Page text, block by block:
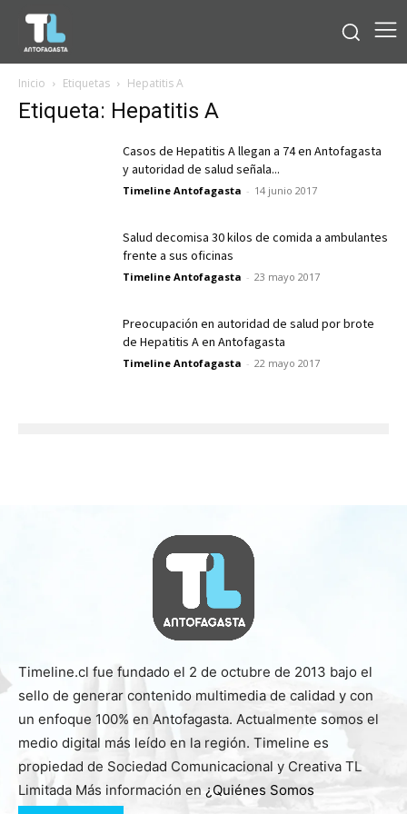
Inicio Etiquetas Hepatitis A
Etiqueta: Hepatitis A
Casos de Hepatitis A llegan a 74 en Antofagasta
y autoridad de salud señala...
Timeline Antofagasta - 14 junio 2017
Salud decomisa 30 kilos de comida a ambulantes
frente a sus oficinas
Timeline Antofagasta - 23 mayo 2017
Preocupación en autoridad de salud por brote
de Hepatitis A en Antofagasta
Timeline Antofagasta - 22 mayo 2017
Timeline.cl fue fundado el 2 de octubre de 2013 bajo el
sello de generar contenido multimedia de calidad y con
un enfoque 100% en Antofagasta. Actualmente somos el
medio digital más leído en la región. Timeline es
propiedad de Sociedad Comunicacional y Creativa TL
Limitada Más información en ¿Quiénes Somos